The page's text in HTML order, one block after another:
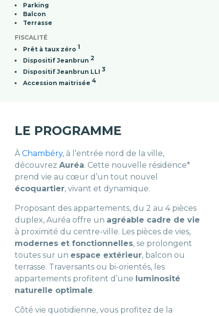
Parking
Balcon
Terrasse
FISCALITÉ
Prêt à taux zéro 1
Dispositif Jeanbrun 2
Dispositif Jeanbrun LLI 3
Accession maitrisée 4
LE PROGRAMME
ÀChambéry, à l’entrée nord de la ville,
découvrez Auréa. Cette nouvelle résidence*
prend vie au cœur d’un tout nouvel
écoquartier, vivant et dynamique.
Proposant des appartements, du 2 au 4 pièces
duplex, Auréa offre un agréable cadre de vie
à proximité du centre-ville. Les pièces de vies,
modernes et fonctionnelles, se prolongent
toutes sur un espace extérieur, balcon ou
terrasse. Traversants ou bi-orientés, les
appartements profitent d’une luminosité
naturelle optimale.
Côté vie quotidienne, vous profitez de la